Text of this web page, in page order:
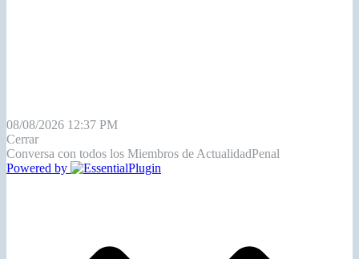
08/08/2026 12:37 PM
Cerrar
Conversa con todos los Miembros de ActualidadPenal
Powered by